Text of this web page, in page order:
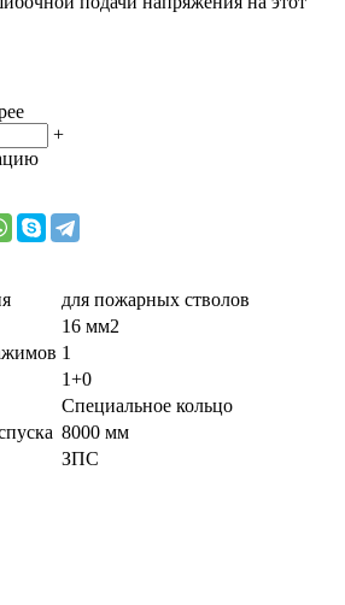
+
для пожарных стволов
16 мм2
1
1+0
Специальное кольцо
8000 мм
ЗПС